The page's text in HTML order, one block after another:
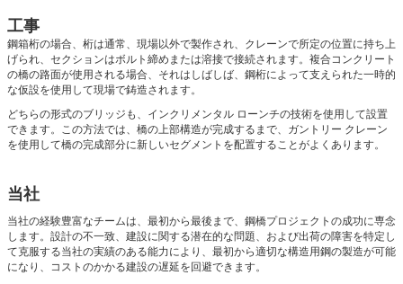
工事
鋼箱桁の場合、桁は通常、現場以外で製作され、クレーンで所定の位置に持ち上
げられ、セクションはボルト締めまたは溶接で接続されます。複合コンクリート
の橋の路面が使用される場合、それはしばしば、鋼桁によって支えられた一時的
な仮設を使用して現場で鋳造されます。
どちらの形式のブリッジも、インクリメンタル ローンチの技術を使用して設置
できます。この方法では、橋の上部構造が完成するまで、ガントリー クレーン
を使用して橋の完成​​部分に新しいセグメントを配置することがよくあります。
当社
当社の経験豊富なチームは、最初から最後まで、鋼橋プロジェクトの成功に専念
します。設計の不一致、建設に関する潜在的な問題、および出荷の障害を特定し
て克服する当社の実績のある能力により、最初から適切な構造用鋼の製造が可能
になり、コストのかかる建設の遅延を回避できます。